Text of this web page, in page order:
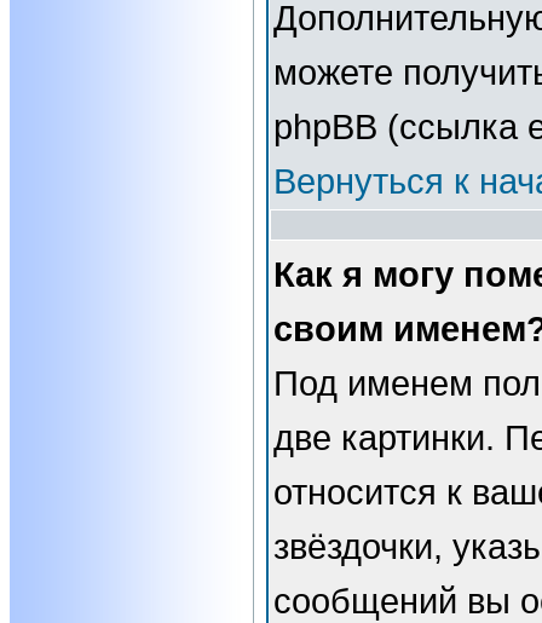
можете
phpBB (ссылка
Вернуться к
Как я могу
своим
Под именем
две картинки.
относится к
звёздочки,
сообщений вы